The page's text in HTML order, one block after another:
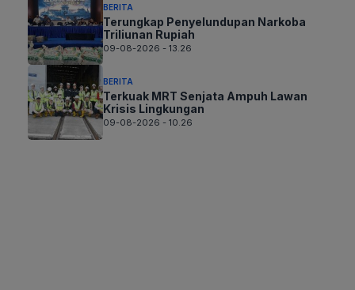
BERITA
Terungkap Penyelundupan Narkoba
Triliunan Rupiah
09-08-2026 - 13.26
BERITA
Terkuak MRT Senjata Ampuh Lawan
Krisis Lingkungan
09-08-2026 - 10.26